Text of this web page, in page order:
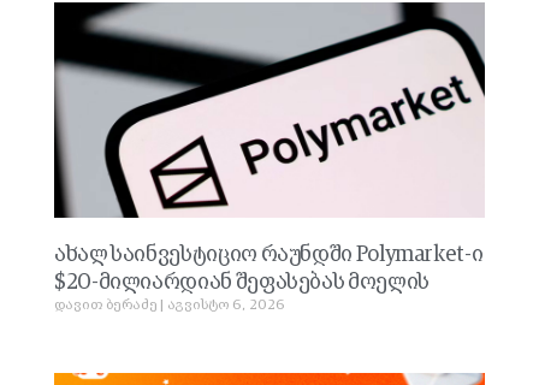
ახალ საინვესტიციო რაუნდში Polymarket-ი
$20-მილიარდიან შეფასებას მოელის
დავით ბერაძე აგვისტო 6, 2026